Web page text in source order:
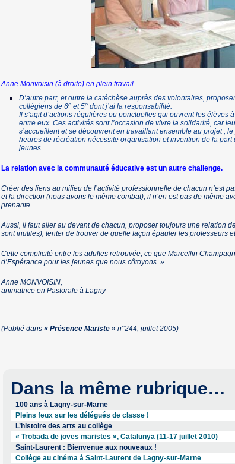
Anne Monvoisin (à droite) en plein travail
D’autre part, et outre la catéchèse auprès des volontaires,
collégiens de 6eet 5edont j’ai la responsabilité.
Il s’agit d’actions régulières ou ponctuelles qui ouvrent les élèves
entre eux. Ces activités sont l’occasion de vivre la solidarité, car
s’accueillent et se découvrent en travaillant ensemble au projet ;
heures de récréation nécessite organisation et invention de la
jeunes.
La relation avec la communauté éducative est un autre challenge.
Créer des liens au milieu de l’activité professionnelle de chacun n’est
et la direction (nous avons le même combat), il n’en est pas de même
prenante.
Aussi, il faut aller au devant de chacun, proposer toujours une relation
sont inutiles), tenter de trouver de quelle façon épauler les professeurs
Cette complicité entre les adultes retrouvée, ce que Marcellin
d’Espérance pour les jeunes que nous côtoyons. »
Anne MONVOISIN,
animatrice en Pastorale à Lagny
(Publié dans « Présence Mariste »n°244, juillet 2005)
Dans la même rubrique…
100 ans à Lagny-sur-Marne
Pleins feux sur les délégués de classe !
L’histoire des arts au collège
« Trobada de joves maristes », Catalunya (11-17 juillet 2010)
Saint-Laurent : Bienvenue aux nouveaux !
Collège au cinéma à Saint-Laurent de Lagny-sur-Marne